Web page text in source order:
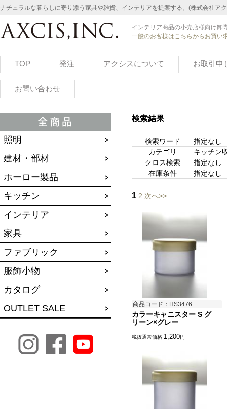
ナチュラルな暮らしに寄り添う家具や雑貨、インテリアを提案する。(株式会社ア
インテリア商品の小売店様向け卸
一般のお客様はこちらからお買い
TOP 発注 アクシスについて お取引申
お問い合わせ
照明
建材・部材
ホーロー製品
キッチン
インテリア
家具
ファブリック
服飾小物
カタログ
OUTLET SALE
検索結果
検索ワード
指定なし
カテゴリ
キッチン
クロス検索
指定なし
在庫条件
指定なし
1 2 次へ>>
商品コード：HS3476
カラーキャニスター S グ
リーン×グレー
税抜通常価格 1,200円